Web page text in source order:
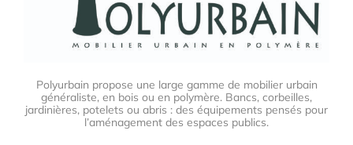
Polyurbain propose une large gamme de mobilier urbain
généraliste, en bois ou en polymère. Bancs, corbeilles,
jardinières, potelets ou abris : des équipements pensés pour
l’aménagement des espaces publics.